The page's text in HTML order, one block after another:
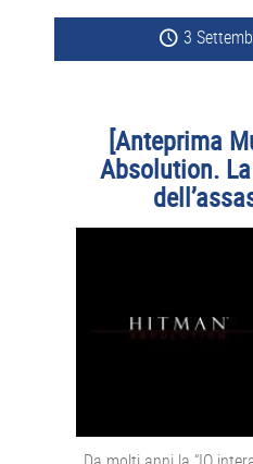
3
[Anteprima
Absolution.